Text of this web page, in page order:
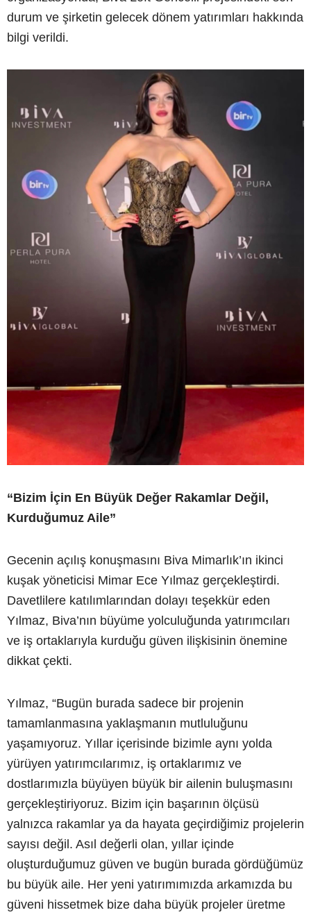
durum ve şirketin gelecek dönem yatırımları hakkında
bilgi verildi.
“Bizim İçin En Büyük Değer Rakamlar Değil,
Kurduğumuz Aile”
Gecenin açılış konuşmasını Biva Mimarlık’ın ikinci
kuşak yöneticisi Mimar Ece Yılmaz gerçekleştirdi.
Davetlilere katılımlarından dolayı teşekkür eden
Yılmaz, Biva’nın büyüme yolculuğunda yatırımcıları
ve iş ortaklarıyla kurduğu güven ilişkisinin önemine
dikkat çekti.
Yılmaz, “Bugün burada sadece bir projenin
tamamlanmasına yaklaşmanın mutluluğunu
yaşamıyoruz. Yıllar içerisinde bizimle aynı yolda
yürüyen yatırımcılarımız, iş ortaklarımız ve
dostlarımızla büyüyen büyük bir ailenin buluşmasını
gerçekleştiriyoruz. Bizim için başarının ölçüsü
yalnızca rakamlar ya da hayata geçirdiğimiz projelerin
sayısı değil. Asıl değerli olan, yıllar içinde
oluşturduğumuz güven ve bugün burada gördüğümüz
bu büyük aile. Her yeni yatırımımızda arkamızda bu
güveni hissetmek bize daha büyük projeler üretme